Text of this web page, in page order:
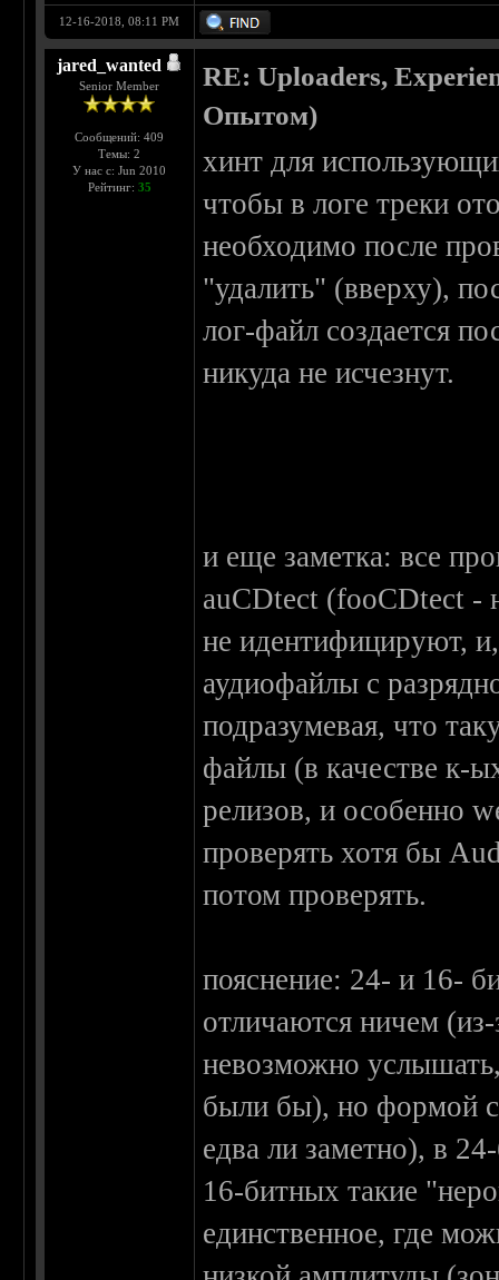
12-16-2018, 08:11 PM
jared_wanted
Senior Member
Сообщений: 409
Темы: 2
У нас с: Jun 2010
Рейтинг: 35
RE: Uploaders,
Опытом)
хинт для
чтобы в логе треки
необходимо после
"удалить" (вверху),
лог-файл создается
никуда не исчезнут.
и еще заметка: все
auCDtect (fooCDtect -
не идентифицируют,
аудиофайлы с
подразумевая, что
файлы (в качестве к-
релизов, и особенно
проверять хотя бы
потом проверять.
пояснение: 24- и 16-
отличаются ничем
невозможно
были бы), но формой
едва ли заметно), в
16-битных такие
единственное, где